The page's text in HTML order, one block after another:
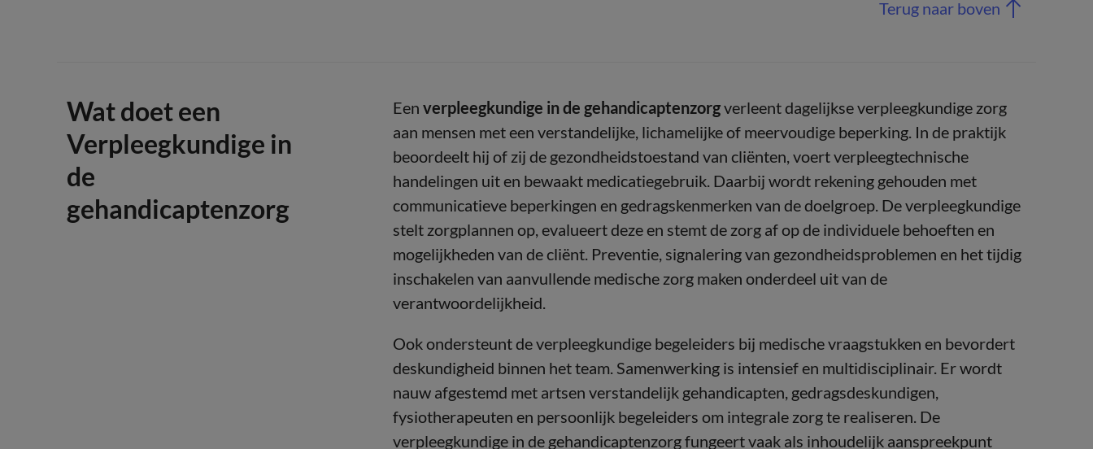
Terug naar boven
Wat doet een
Verpleegkundige in
de
gehandicaptenzorg
Eenverpleegkundige in de gehandicaptenzorgverleent dagelijkse verpleegkundige zorg
aan mensen met een verstandelijke, lichamelijke of meervoudige beperking. In de praktijk
beoordeelt hij of zij de gezondheidstoestand van cliënten, voert verpleegtechnische
handelingen uit en bewaakt medicatiegebruik. Daarbij wordt rekening gehouden met
communicatieve beperkingen en gedragskenmerken van de doelgroep. De verpleegkundige
stelt zorgplannen op, evalueert deze en stemt de zorg af op de individuele behoeften en
mogelijkheden van de cliënt. Preventie, signalering van gezondheidsproblemen en het tijdig
inschakelen van aanvullende medische zorg maken onderdeel uit van de
verantwoordelijkheid.
Ook ondersteunt de verpleegkundige begeleiders bij medische vraagstukken en bevordert
deskundigheid binnen het team. Samenwerking is intensief en multidisciplinair. Er wordt
nauw afgestemd met artsen verstandelijk gehandicapten, gedragsdeskundigen,
fysiotherapeuten en persoonlijk begeleiders om integrale zorg te realiseren. De
verpleegkundige in de gehandicaptenzorg fungeert vaak als inhoudelijk aanspreekpunt